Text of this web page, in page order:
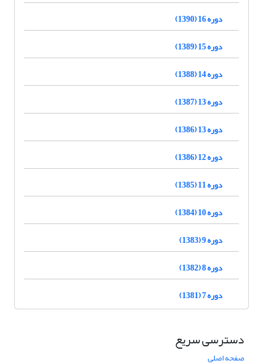
دوره 16 (1390)
دوره 15 (1389)
دوره 14 (1388)
دوره 13 (1387)
دوره 13 (1386)
دوره 12 (1386)
دوره 11 (1385)
دوره 10 (1384)
دوره 9 (1383)
دوره 8 (1382)
دوره 7 (1381)
دسترسی سریع
صفحه اصلی